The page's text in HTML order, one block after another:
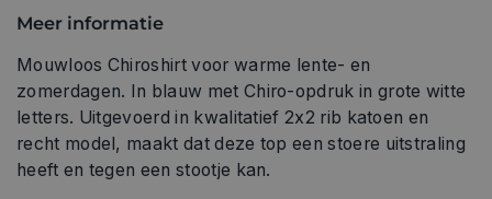
Meer informatie
Mouwloos Chiroshirt voor warme lente- en
zomerdagen. In blauw met Chiro-opdruk in grote witte
letters. Uitgevoerd in kwalitatief 2x2 rib katoen en
recht model, maakt dat deze top een stoere uitstraling
heeft en tegen een stootje kan.